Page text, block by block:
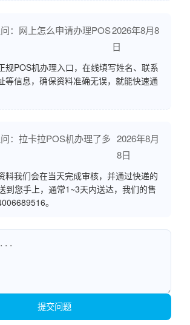
：网上怎么申请办理POS2026年8月8
日
规POS机办理入口，在线填写姓名、联系
等信息，确保资料准确无误，就能快速通
：拉卡拉POS机办理了多 2026年8月
8日
料我们会在当天完成审核，并通过快递的
到您手上，通常1~3天内送达，我们的售
。
提交问题